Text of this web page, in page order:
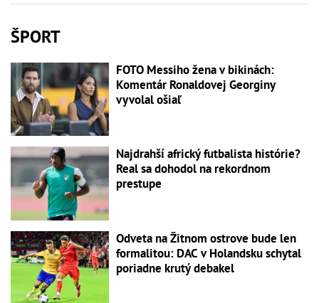
ŠPORT
FOTO Messiho žena v bikinách:
Komentár Ronaldovej Georginy
vyvolal ošiaľ
Najdrahší africký futbalista histórie?
Real sa dohodol na rekordnom
prestupe
Odveta na Žitnom ostrove bude len
formalitou: DAC v Holandsku schytal
poriadne krutý debakel